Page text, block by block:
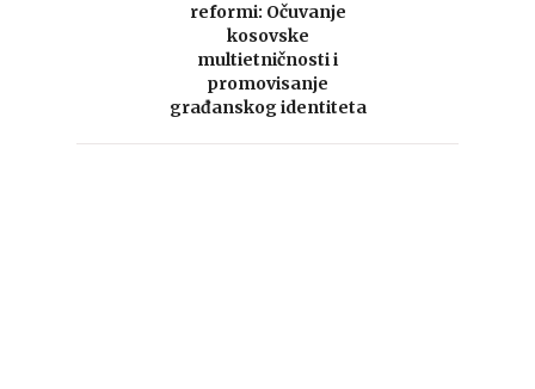
reformi: Očuvanje
kosovske
multietničnosti i
promovisanje
građanskog identiteta